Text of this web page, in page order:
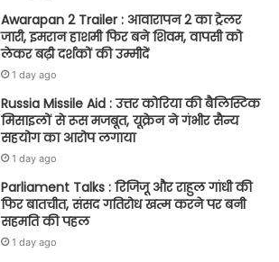
Awarapan 2 Trailer : आवारापन 2 का ट्रेलर
जारी, इमरान हाशमी फिर बने शिवम, वापसी को
लेकर बढ़ी दर्शकों की उम्मीदें
1 day ago
Russia Missile Aid : उत्तर कोरिया की बैलिस्टिक
मिसाइलों से रूस मजबूत, यूक्रेन ने गंभीर सैन्य
सहयोग का आरोप लगाया
1 day ago
Parliament Talks : रिजिजू और राहुल गांधी की
फिर बातचीत, संसद गतिरोध खत्म करने पर बनी
सहमति की पहल
1 day ago